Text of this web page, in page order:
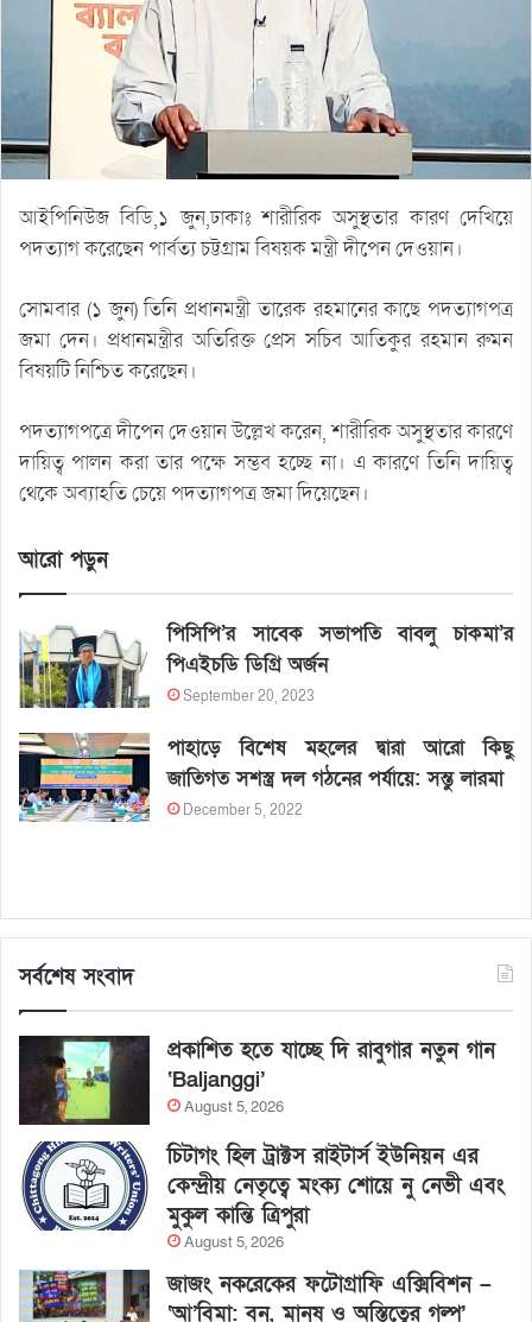
আইপিনিউজ বিডি,১ জুন,ঢাকাঃ শারীরিক অসুস্থতার কারণ দেখিয়ে
পদত্যাগ করেছেন পার্বত্য চট্টগ্রাম বিষয়ক মন্ত্রী দীপেন দেওয়ান।
সোমবার (১ জুন) তিনি প্রধানমন্ত্রী তারেক রহমানের কাছে পদত্যাগপত্র
জমা দেন। প্রধানমন্ত্রীর অতিরিক্ত প্রেস সচিব আতিকুর রহমান রুমন
বিষয়টি নিশ্চিত করেছেন।
পদত্যাগপত্রে দীপেন দেওয়ান উল্লেখ করেন, শারীরিক অসুস্থতার কারণে
দায়িত্ব পালন করা তার পক্ষে সম্ভব হচ্ছে না। এ কারণে তিনি দায়িত্ব
থেকে অব্যাহতি চেয়ে পদত্যাগপত্র জমা দিয়েছেন।
আরো পড়ুন
পিসিপি’র সাবেক সভাপতি বাবলু চাকমা’র
পিএইচডি ডিগ্রি অর্জন
September 20, 2023
পাহাড়ে বিশেষ মহলের দ্বারা আরো কিছু
জাতিগত সশস্ত্র দল গঠনের পর্যায়ে: সন্তু লারমা
December 5, 2022
সর্বশেষ সংবাদ
প্রকাশিত হতে যাচ্ছে দি রাবুগার নতুন গান
‘Baljanggi’
August 5, 2026
চিটাগং হিল ট্রাক্টস রাইটার্স ইউনিয়ন এর
কেন্দ্রীয় নেতৃত্বে মংক্য শোয়ে নু নেভী এবং
মুকুল কান্তি ত্রিপুরা
August 5, 2026
জাজং নকরেকের ফটোগ্রাফি এক্সিবিশন –
‘আ’বিমা: বন, মানুষ ও অস্তিত্বের গল্প’